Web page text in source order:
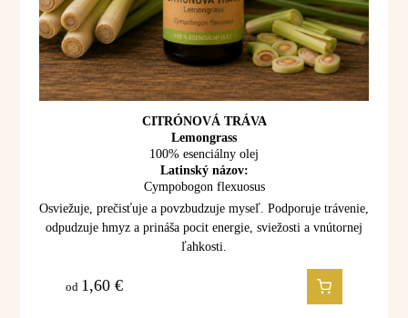
CITRÓNOVÁ TRÁVA
Lemongrass
100% esenciálny olej
Latinský názov:
Cympobogon flexuosus
Osviežuje, prečisťuje a povzbudzuje myseľ. Podporuje trávenie,
odpudzuje hmyz a prináša pocit energie, sviežosti a vnútornej
ľahkosti.
od 1,60€